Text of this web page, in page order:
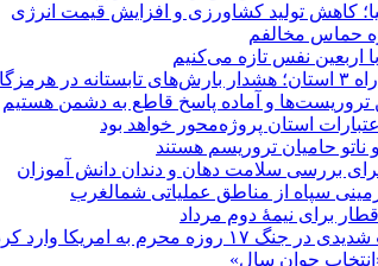
کاهش تولید کشاورزی و افزایش قیمت انرژی
حماس مخالفم
اربعین نفس تازه می‌کنیم
و آماده پاسخ قاطع به دشمن هستیم
استان پروژه‌محور خواهد بود
حامیان تروریسم هستند
بررسی سلامت دهان و دندان دانش آموزان
زمینی سپاه از مناطق عملیاتی شمالغرب
برای نیمۀ دوم مرداد
محرم به امریکا وارد کردیم
جوان سال»